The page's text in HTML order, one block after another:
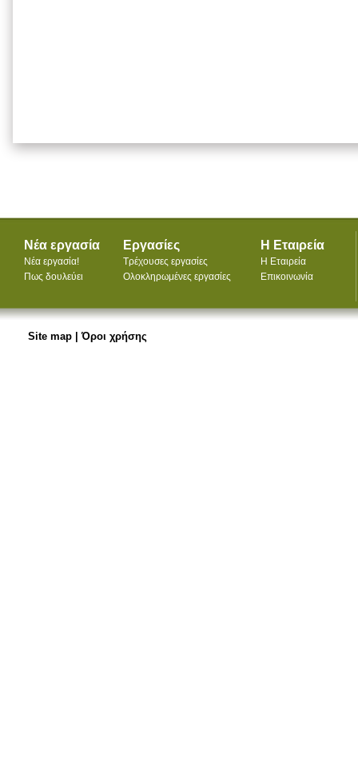
Νέα εργασία
Νέα εργασία!
Πως δουλεύει
Εργασίες
Τρέχουσες εργασίες
Ολοκληρωμένες εργασίες
Η Εταιρεία
Η Εταιρεία
Επικοινωνία
Site map |Όροι χρήσης